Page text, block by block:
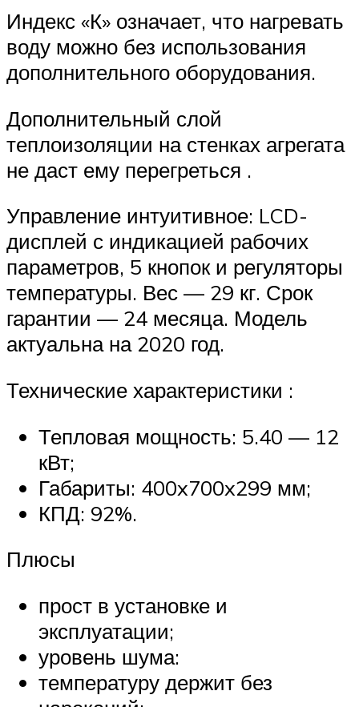
Индекс «К» означает, что нагревать
воду можно без использования
дополнительного оборудования.
Дополнительный слой
теплоизоляции на стенках агрегата
не даст ему перегреться .
Управление интуитивное: LCD-
дисплей с индикацией рабочих
параметров, 5 кнопок и регуляторы
температуры. Вес — 29 кг. Срок
гарантии — 24 месяца. Модель
актуальна на 2020 год.
Технические характеристики :
Тепловая мощность: 5.40 — 12
кВт;
Габариты: 400x700x299 мм;
КПД: 92%.
Плюсы
прост в установке и
эксплуатации;
уровень шума:
температуру держит без